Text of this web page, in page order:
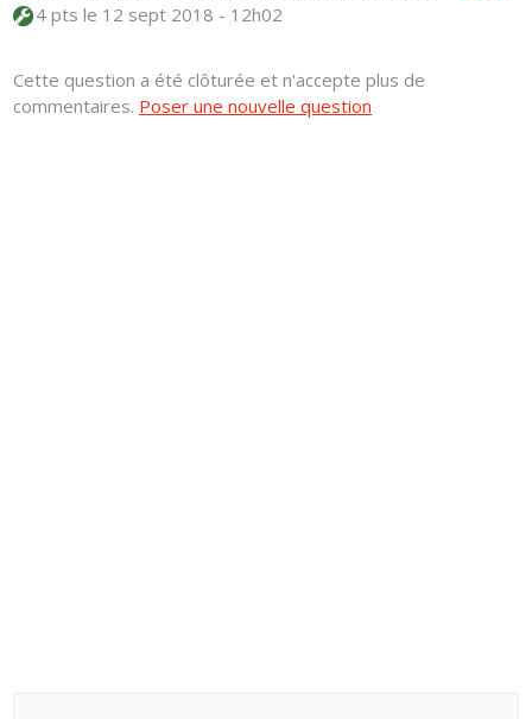
4 ptsle 12 sept 2018 - 12h02
Cette question a été clôturée et n'accepte plus de
commentaires. Poser une nouvelle question